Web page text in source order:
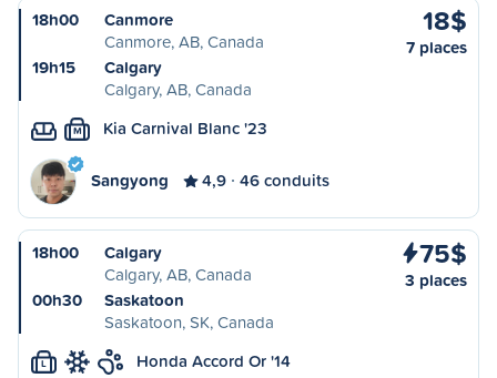
18h00
Canmore
Canmore, AB, Canada
19h15
Calgary
Calgary, AB, Canada
18$
7 places
M Kia Carnival Blanc '23
Sangyong 4,9 46 conduits
18h00
Calgary
Calgary, AB, Canada
00h30
Saskatoon
Saskatoon, SK, Canada
75$
3 places
L Honda Accord Or '14